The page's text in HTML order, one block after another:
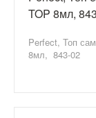
TOP 8мл,
Perfect, Топ
8мл, 843-02